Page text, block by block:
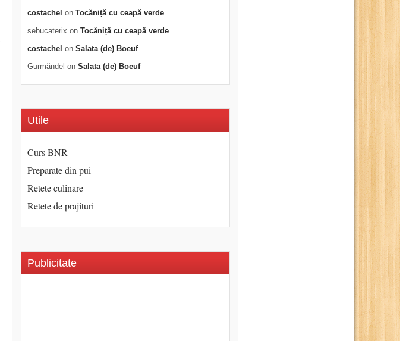
costachel on Tocăniță cu ceapă verde
sebucaterix on Tocăniță cu ceapă verde
costachel on Salata (de) Boeuf
Gurmăndel on Salata (de) Boeuf
Utile
Curs BNR
Preparate din pui
Retete culinare
Retete de prajituri
Publicitate